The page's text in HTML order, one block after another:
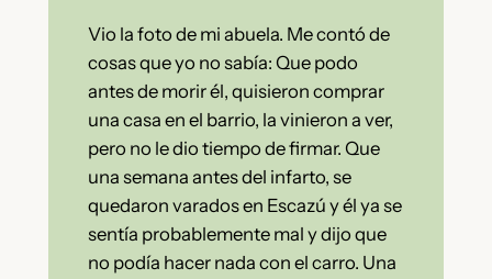
Vio la foto de mi abuela. Me contó de
cosas que yo no sabía: Que podo
antes de morir él, quisieron comprar
una casa en el barrio, la vinieron a ver,
pero no le dio tiempo de firmar. Que
una semana antes del infarto, se
quedaron varados en Escazú y él ya se
sentía probablemente mal y dijo que
no podía hacer nada con el carro. Una